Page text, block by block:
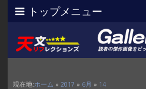
トップメニュー
現在地:ホーム » 2017 » 6月 » 14